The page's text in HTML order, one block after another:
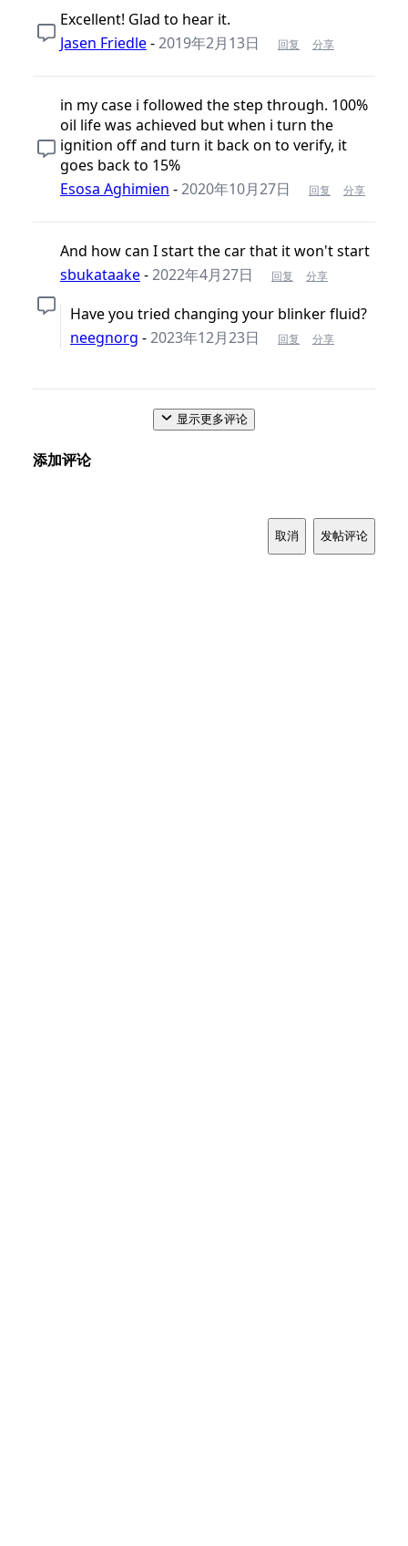
Excellent! Glad to hear it.
Jasen Friedle-2019年2月13日 回复 分享
in my case i followed the step through. 100%
oil life was achieved but when i turn the
ignition off and turn it back on to verify, it
goes back to 15%
Esosa Aghimien -2020年10月27日 回复 分享
And how can I start the car that it won't start
sbukataake-2022年4月27日 回复 分享
Have you tried changing your blinker fluid?
neegnorg -2023年12月23日 回复 分享
显示更多评论
添加评论
取消 发帖评论